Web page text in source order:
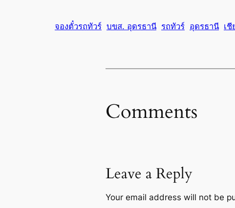
จองตั๋วรถทัวร์ บขส. อุดรธานี รถทัวร์ อุดรธานี เชี
Comments
Leave a Reply
Your email address will not be